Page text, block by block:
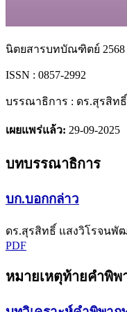
นิตยสารบทบัณฑิตย์ 2568
ISSN : 0857-2992
บรรณาธิการ : ดร.สุรสิท
เผยแพร่แล้ว: 29-09-2025
บทบรรณาธิการ
บก.บอกกล่าว
ดร.สุรสิทธิ์ แสงวิโรจนพั
PDF
หมายเหตุท้ายคำพิพ